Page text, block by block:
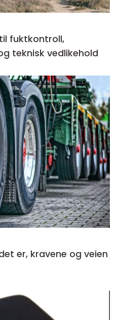
fuktkontroll,
teknisk vedlikehold
er, kravene og veien